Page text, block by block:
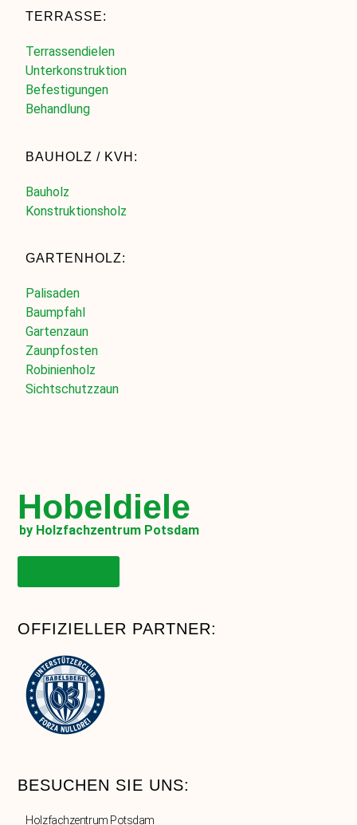
TERRASSE:
Terrassendielen
Unterkonstruktion
Befestigungen
Behandlung
BAUHOLZ / KVH:
Bauholz
Konstruktionsholz
GARTENHOLZ:
Palisaden
Baumpfahl
Gartenzaun
Zaunpfosten
Robinienholz
Sichtschutzzaun
Hobeldiele
by Holzfachzentrum Potsdam
OFFIZIELLER PARTNER:
BESUCHEN SIE UNS:
Holzfachzentrum Potsdam